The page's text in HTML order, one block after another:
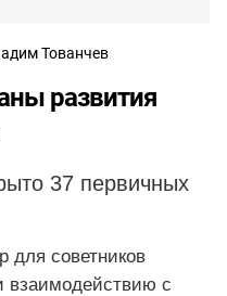
Тованчев
развития
37 первичных
советников
взаимодействию с